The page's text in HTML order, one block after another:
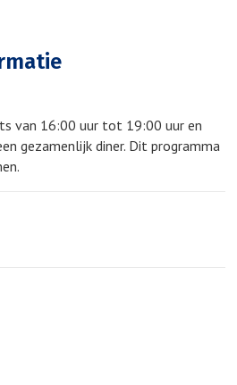
van 16:00 uur tot 19:00 uur en
gezamenlijk diner. Dit programma